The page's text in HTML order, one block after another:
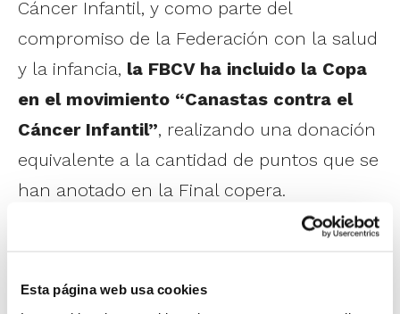
Esta página web usa cookies
Cáncer Infantil, y como parte del
compromiso de la Federación con la salud
y la infancia, la FBCV ha incluido la Copa
en el movimiento “Canastas contra el
Cáncer Infantil”, realizando una donación
equivalente a la cantidad de puntos que se
han anotado en la Final copera.